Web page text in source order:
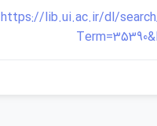
https://lib.ui.ac.ir/dl/